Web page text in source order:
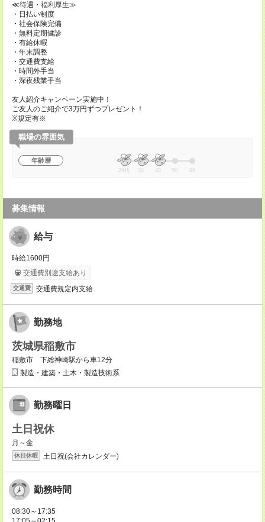
≪待遇・福利厚生≫
・日払い制度
・社会保険完備
・無料定期健診
・有給休暇
・年末調整
・交通費支給
・時間外手当
・深夜残業手当
友人紹介キャンペーン実施中！
ご友人のご紹介で3万円ずつプレゼント！
※規定有※
職場の雰囲気
年齢層
20代 30 40 50 60
募集情報
給与
時給1600円
交通費別途支給あり
交通費 交通費規定内支給
勤務地
茨城県稲敷市
稲敷市 下総神崎駅から車12分
製造・建築・土木・製造技術系
勤務曜日
土日祝休
月～金
休日休暇 土日祝(会社カレンダー)
勤務時間
08:30～17:35